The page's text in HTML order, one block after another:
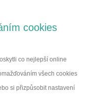
cookies
co nejlepší online
všech cookies
si přizpůsobit nastavení